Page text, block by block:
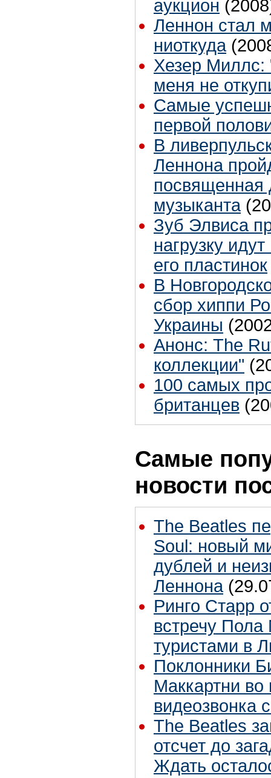
аукцион
Леннон стал
ниоткуда
Хезер Миллс:
меня не
Самые
первой
В
Леннона
посвященная
музыканта
Зуб Элвиса
нагрузку
его пластинок
В
сбор хиппи
Украины
Анонс: The
коллекции"
100 самых
британцев
Самые
новости
The Beatles
Soul: новый
дублей и
Леннона
Ринго Старр
встречу Пола
туристами в
Поклонники
Маккартни во
видеозвонка
The Beatles
отсчет до
Ждать